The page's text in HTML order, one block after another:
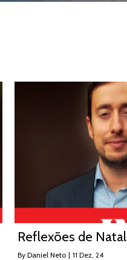
Reflexões de Natal
By Daniel Neto | 11 Dez, 24